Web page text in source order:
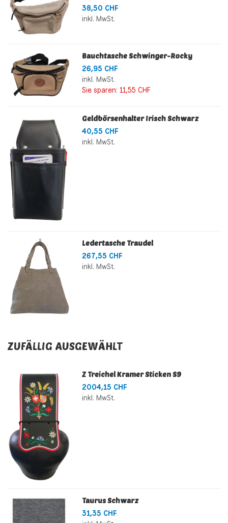
38,50 CHF
inkl. MwSt.
Bauchtasche Schwinger-Rocky
26,95 CHF
inkl. MwSt.
Sie sparen: 11,55 CHF
Geldbörsenhalter Irisch Schwarz
40,55 CHF
inkl. MwSt.
Ledertasche Traudel
267,55 CHF
inkl. MwSt.
ZUFÄLLIG AUSGEWÄHLT
Z Treichel Kramer Sticken S9
2004,15 CHF
inkl. MwSt.
Taurus Schwarz
31,35 CHF